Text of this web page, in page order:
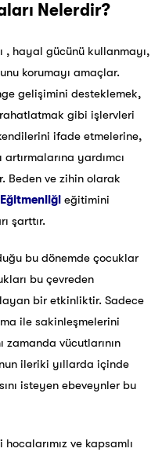
Nelerdir?
, hayal gücünü kullanmayı,
korumayı amaçlar.
gelişimini desteklemek,
gibi işlervleri
ifade etmelerine,
yardımcı
Beden ve zihin olarak
eğitimini
şarttır.
bu dönemde çocuklar
bu çevreden
bir etkinliktir. Sadece
ile sakinleşmelerini
vücutlarının
ileriki yıllarda içinde
isteyen ebeveynler bu
ve kapsamlı